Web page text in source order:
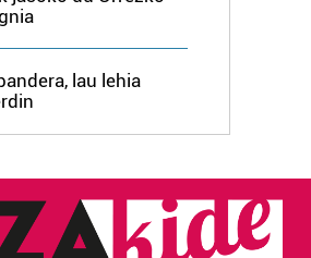
lau lehia